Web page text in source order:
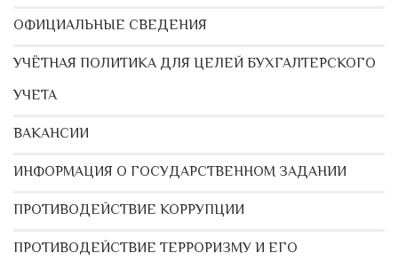
ОФИЦИАЛЬНЫЕ СВЕДЕНИЯ
УЧЁТНАЯ ПОЛИТИКА ДЛЯ ЦЕЛЕЙ БУХГАЛТЕРСКОГО
УЧЕТА
ВАКАНСИИ
ИНФОРМАЦИЯ О ГОСУДАРСТВЕННОМ ЗАДАНИИ
ПРОТИВОДЕЙСТВИЕ КОРРУПЦИИ
ПРОТИВОДЕЙСТВИЕ ТЕРРОРИЗМУ И ЕГО